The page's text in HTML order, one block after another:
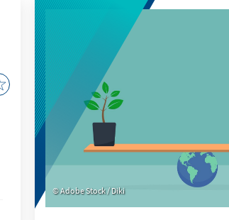
Adobe Stock / Diki